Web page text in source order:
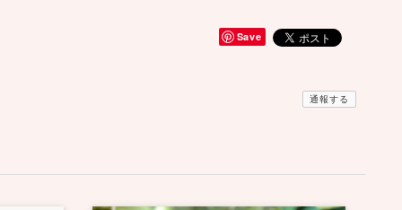
Save
通報する